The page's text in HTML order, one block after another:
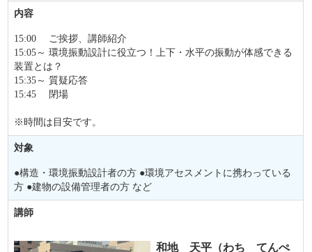
内容
15:00 ご挨拶、講師紹介
15:05～ 環境振動設計に役立つ！上下・水平の振動が体感できる
装置とは？
15:35～ 質疑応答
15:45 閉場
※時間は目安です。
対象
●構造・環境振動設計者の方 ●環境アセスメントに携わっている
方 ●建物の設備管理者の方 など
講師
和地 天平（わち てんぺ